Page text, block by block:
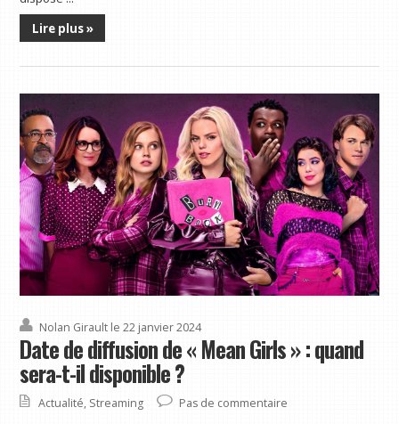
Lire plus »
Nolan Girault le 22 janvier 2024
Date de diffusion de « Mean Girls » : quand
sera-t-il disponible ?
Actualité, Streaming Pas de commentaire